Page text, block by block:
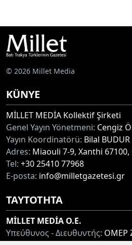
© 2026 Millet Media
KÜNYE
MİLLET MEDİA Kollektif Şirketi
Genel Yayın Yönetmeni: Cengiz
Yayın Koordinatörü: Bilal BUDUR
Adres: Miaouli 7-9, Xanthi 67100,
Tel: +30 25410 77968
E-posta: info@milletgazetesi.gr
ΤΑΥΤΟΤΗΤΑ
MİLLET MEDİA O.E.
Υπεύθυνος - Διευθυντής: ΟΜΕΡ